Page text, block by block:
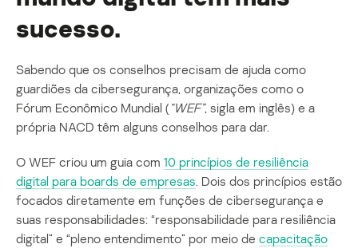
sucesso.
Sabendo que os conselhos precisam de ajuda como
guardiões da cibersegurança, organizações como o
Fórum Econômico Mundial ( “WEF”, sigla em inglês) e a
própria NACD têm alguns conselhos para dar.
O WEF criou um guia com 10 princípios de resiliência
digital para boards de empresas. Dois dos princípios estão
focados diretamente em funções de cibersegurança e
suas responsabilidades: “responsabilidade para resiliência
digital” e “pleno entendimento” por meio de capacitação